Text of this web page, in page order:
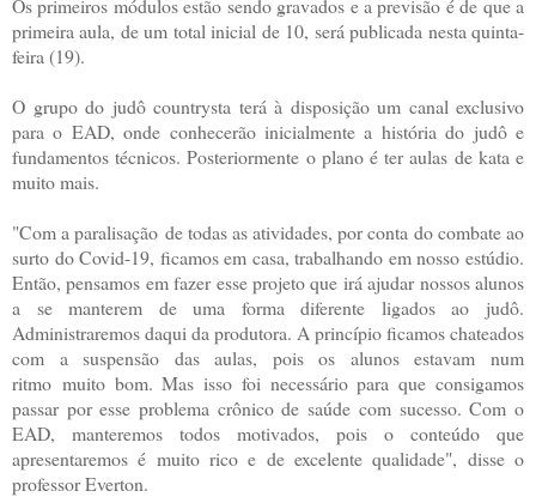
primeira aula, de um total inicial de 10, será publicada nesta quinta-
feira (19).
O grupo do judô countrysta terá à disposição um canal exclusivo
para o EAD, onde conhecerão inicialmente a história do judô e
fundamentos técnicos. Posteriormente o plano é ter aulas de kata e
muito mais.
"Com a paralisação de todas as atividades, por conta do combate ao
surto do Covid-19, ficamos em casa, trabalhando em nosso estúdio.
Então, pensamos em fazer esse projeto que irá ajudar nossos alunos
a se manterem de uma forma diferente ligados ao judô.
Administraremos daqui da produtora. A princípio ficamos chateados
com a suspensão das aulas, pois os alunos estavam num
ritmo muito bom. Mas isso foi necessário para que consigamos
passar por esse problema crônico de saúde com sucesso. Com o
EAD, manteremos todos motivados, pois o conteúdo que
apresentaremos é muito rico e de excelente qualidade", disse o
professor Everton.